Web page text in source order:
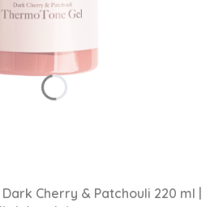
Cherry & Patchouli 220 ml |